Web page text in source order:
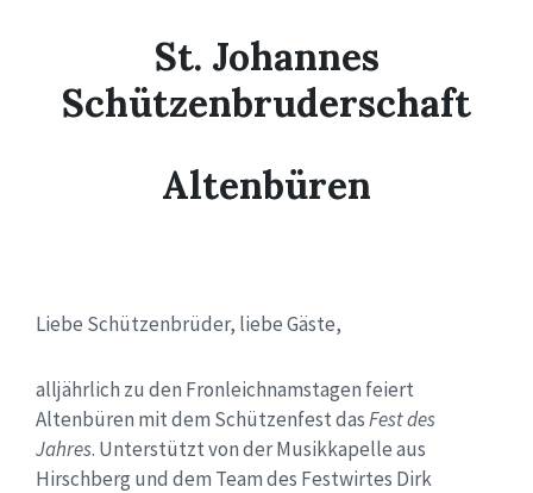
St. Johannes
Schützenbruderschaft
Altenbüren
Liebe Schützenbrüder, liebe Gäste,
alljährlich zu den Fronleichnamstagen feiert
Altenbüren mit dem Schützenfest dasFest des
Jahres. Unterstützt von der Musikkapelle aus
Hirschberg und dem Team des Festwirtes Dirk